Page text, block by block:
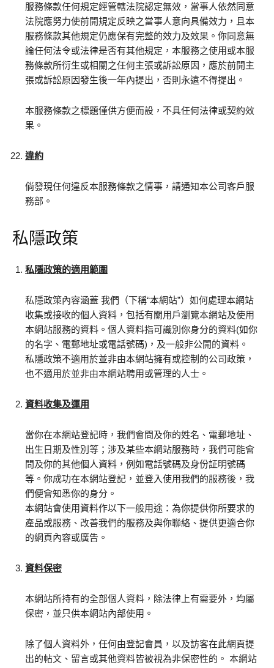
服務條款任何規定經管轄法院認定無效，當事人依然同意
法院應努力使前開規定反映之當事人意向具備效力，且本
服務條款其他規定仍應保有完整的效力及效果。你同意無
論任何法令或法律是否有其他規定，本服務之使用或本服
務條款所衍生或相關之任何主張或訴訟原因，應於前開主
張或訴訟原因發生後一年內提出，否則永遠不得提出。
本服務條款之標題僅供方便而設，不具任何法律或契約效
果。
違約
倘發現任何違反本服務條款之情事，請通知本公司客戶服
務部。
私隱政策
私隱政策的適用範圍
私隱政策內容涵蓋 我們（下稱“本網站”）如何處理本網站
收集或接收的個人資料，包括有關用戶瀏覽本網站及使用
本網站服務的資料。個人資料指可識別你身分的資料(如你
的名字、電郵地址或電話號碼)，及一般非公開的資料。
私隱政策不適用於並非由本網站擁有或控制的公司政策，
也不適用於並非由本網站聘用或管理的人士。
資料收集及運用
當你在本網站登記時，我們會問及你的姓名、電郵地址、
出生日期及性別等；涉及某些本網站服務時，我們可能會
問及你的其他個人資料，例如電話號碼及身份証明號碼
等。你成功在本網站登記，並登入使用我們的服務後，我
們便會知悉你的身分。
本網站會使用資料作以下一般用途：為你提供你所要求的
產品或服務、改善我們的服務及與你聯絡、提供更適合你
的網頁內容或廣告。
資料保密
本網站所持有的全部個人資料，除法律上有需要外，均屬
保密，並只供本網站內部使用。
除了個人資料外，任何由登記會員，以及訪客在此網頁提
出的帖文、留言或其他資料皆被視為非保密性的。 本網站